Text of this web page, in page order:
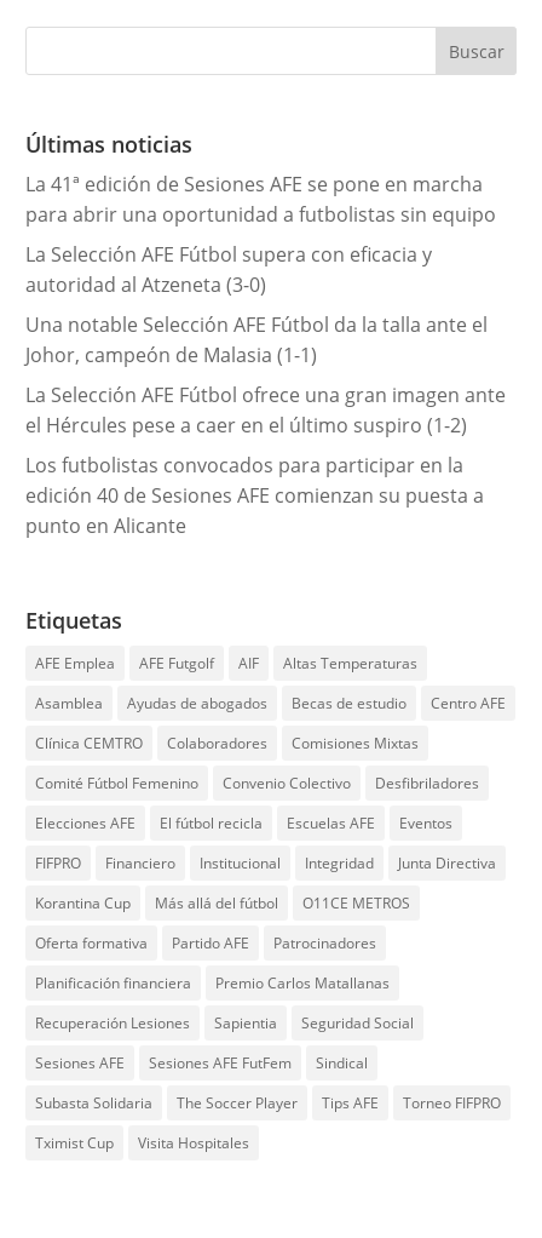
g
r
a
s
Últimas noticias
La 41ª edición de Sesiones AFE se pone en marcha
para abrir una oportunidad a futbolistas sin equipo
La Selección AFE Fútbol supera con eficacia y
autoridad al Atzeneta (3-0)
Una notable Selección AFE Fútbol da la talla ante el
Johor, campeón de Malasia (1-1)
La Selección AFE Fútbol ofrece una gran imagen ante
el Hércules pese a caer en el último suspiro (1-2)
Los futbolistas convocados para participar en la
edición 40 de Sesiones AFE comienzan su puesta a
punto en Alicante
Etiquetas
AFE Emplea AFE Futgolf AIF
Altas Temperaturas
Asamblea
Ayudas de abogados Becas de estudio
Centro AFE
Clínica CEMTRO
Colaboradores
Comisiones Mixtas
Comité Fútbol Femenino
Convenio Colectivo
Desfibriladores
Elecciones AFE
El fútbol recicla Escuelas AFE
Eventos
FIFPRO
Financiero Institucional Integridad
Junta Directiva
Korantina Cup
Más allá del fútbol
O11CE METROS
Oferta formativa
Partido AFE
Patrocinadores
Planificación financiera
Premio Carlos Matallanas
Recuperación Lesiones
Sapientia
Seguridad Social
Sesiones AFE
Sesiones AFE FutFem
Sindical
Subasta Solidaria
The Soccer Player Tips AFE
Torneo FIFPRO
Tximist Cup
Visita Hospitales